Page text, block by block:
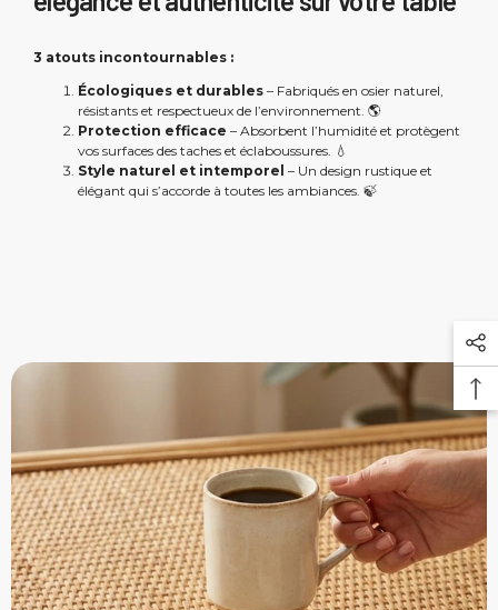
3 atouts incontournables :
Écologiques et durables – Fabriqués en osier naturel,
résistants et respectueux de l’environnement. 🌎
Protection efficace – Absorbent l’humidité et protègent
vos surfaces des taches et éclaboussures. 💧
Style naturel et intemporel – Un design rustique et
élégant qui s’accorde à toutes les ambiances. 🍃